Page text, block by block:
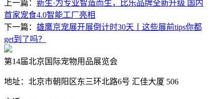
上一篇： 新生·为专业智造而生，比乐品牌全新升级 国内
首家宠食4.0智能工厂亮相
下一篇： 雄鹰京宠展开展倒计时30天丨这些展前tips你都
get到了吗？
第14届北京国际宠物用品展览会
地址：北京市朝阳区东三环北路6号‌ 汇佳大厦 506